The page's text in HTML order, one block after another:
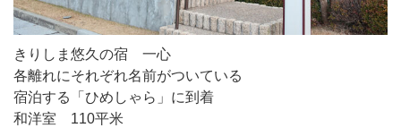
きりしま悠久の宿 一心
各離れにそれぞれ名前がついている
宿泊する「ひめしゃら」に到着
和洋室 110平米